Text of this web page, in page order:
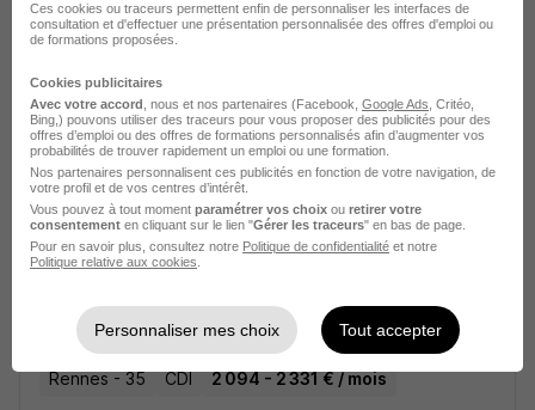
Rennes - 35 CDI
Voir l’offre
il y a 1 jour
Handicap Services 35
Rennes - 35 CDI 2 094 - 2 331 € / mois
Ces cookies ou traceurs permettent enfin de personnaliser les interfaces de
consultation et d'effectuer une présentation personnalisée des offres d'emploi ou
de formations proposées.
Cookies publicitaires
Avec votre accord , nous et nos partenaires (Facebook, Google Ads , Critéo,
Bing,) pouvons utiliser des traceurs pour vous proposer des publicités pour des
offres d’emploi ou des offres de formations personnalisés afin d’augmenter vos
probabilités de trouver rapidement un emploi ou une formation.
Nos partenaires personnalisent ces publicités en fonction de votre navigation, de
votre profil et de vos centres d’intérêt.
Vous pouvez à tout moment paramétrer vos choix ou retirer votre
consentement en cliquant sur le lien "Gérer les traceurs" en bas de page.
Pour en savoir plus, consultez notre Politique de confidentialité et notre
Politique relative aux cookies
Personnaliser mes choix Tout accepter